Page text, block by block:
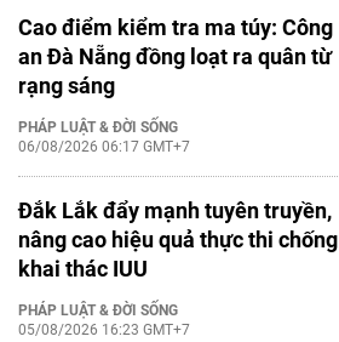
Cao điểm kiểm tra ma túy: Công
an Đà Nẵng đồng loạt ra quân từ
rạng sáng
PHÁP LUẬT & ĐỜI SỐNG
06/08/2026 06:17 GMT+7
Đắk Lắk đẩy mạnh tuyên truyền,
nâng cao hiệu quả thực thi chống
khai thác IUU
PHÁP LUẬT & ĐỜI SỐNG
05/08/2026 16:23 GMT+7